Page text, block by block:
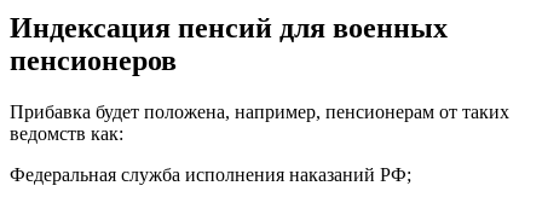
Индексация пенсий для военных
пенсионеров
Прибавка будет положена, например, пенсионерам от таких
ведомств как:
Федеральная служба исполнения наказаний РФ;